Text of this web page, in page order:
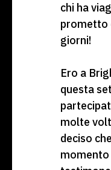
chi ha
prometto
giorni!
Ero a
questa
molte
deciso
momento